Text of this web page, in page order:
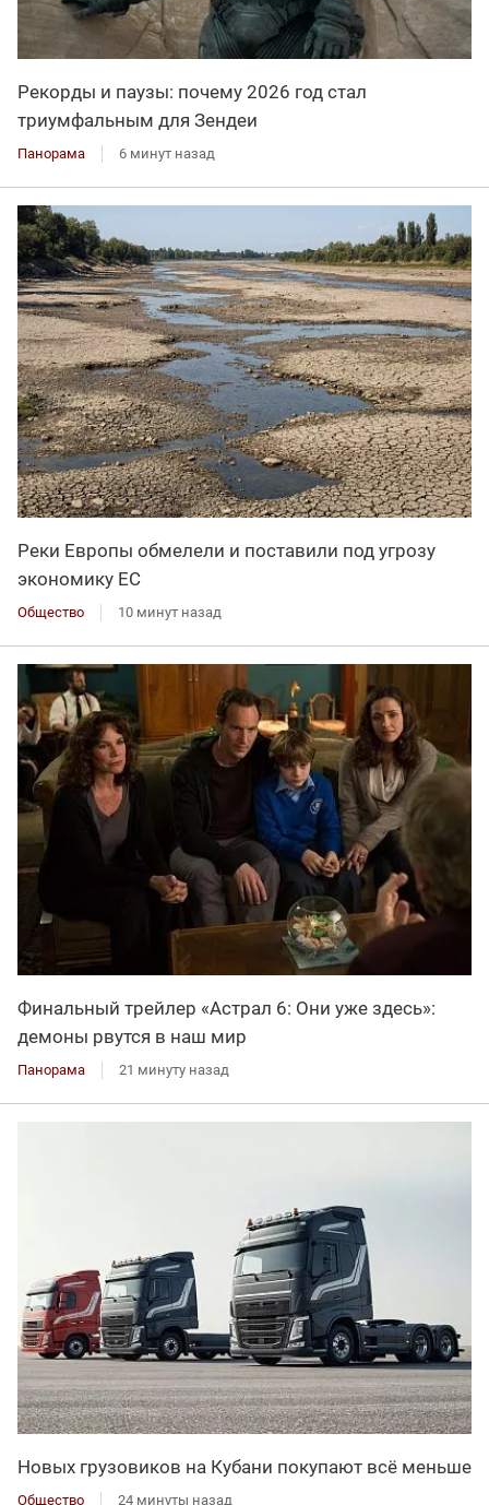
Рекорды и паузы: почему 2026 год стал
триумфальным для Зендеи
Панорама 6 минут назад
Реки Европы обмелели и поставили под угрозу
экономику ЕС
Общество 10 минут назад
Финальный трейлер «Астрал 6: Они уже здесь»:
демоны рвутся в наш мир
Панорама 21 минуту назад
Новых грузовиков на Кубани покупают всё меньше
Общество 24 минуты назад